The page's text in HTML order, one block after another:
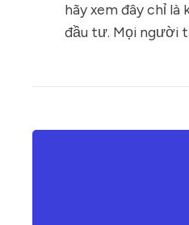
hãy xem đây chỉ
đầu tư. Mọi người